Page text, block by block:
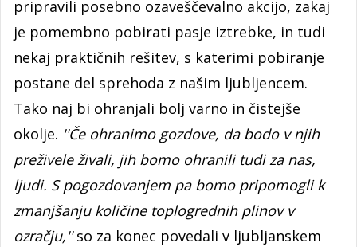
pripravili posebno ozaveščevalno akcijo, zakaj
je pomembno pobirati pasje iztrebke, in tudi
nekaj praktičnih rešitev, s katerimi pobiranje
postane del sprehoda z našim ljubljencem.
Tako naj bi ohranjali bolj varno in čistejše
okolje. ''Če ohranimo gozdove, da bodo v njih
preživele živali, jih bomo ohranili tudi za nas,
ljudi. S pogozdovanjem pa bomo pripomogli k
zmanjšanju količine toplogrednih plinov v
ozračju,''so za konec povedali v ljubljanskem